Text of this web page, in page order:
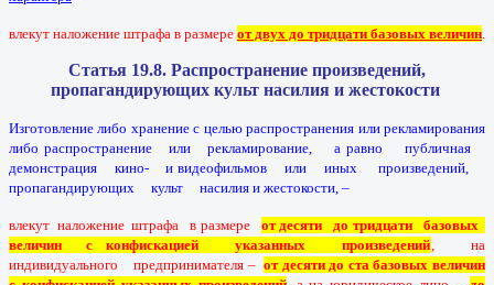
влекут наложение штрафа в размере от двух до тридцати базовых величин
Статья 19.8. Распространение произведений,
пропагандирующих культ насилия и жестокости
Изготовление либо хранение с целью распространения или рекламирования
либо распространение или рекламирование, а равно публичная
демонстрация кино- и видеофильмов или иных произведений,
пропагандирующих культ насилия и жестокости, –
влекут наложение штрафа в размере от десяти до тридцати базовых
величин с конфискацией указанных произведений , на
индивидуального предпринимателя –от десяти до ста базовых величин